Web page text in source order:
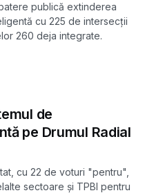
publică extinderea
cu 225 de intersecții
260 deja integrate.
de
pe Drumul Radial
cu 22 de voturi "pentru",
sectoare și TPBI pentru